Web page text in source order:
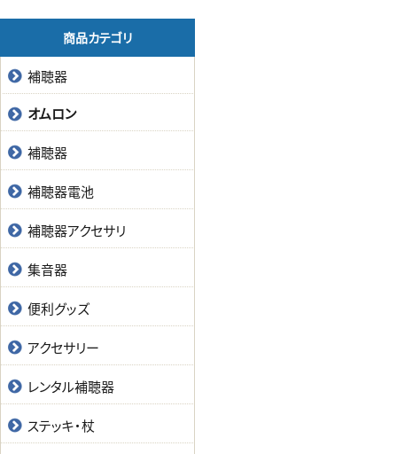
商品カテゴリ
補聴器
オムロン
補聴器
補聴器電池
補聴器アクセサリ
集音器
便利グッズ
アクセサリー
レンタル補聴器
ステッキ・杖